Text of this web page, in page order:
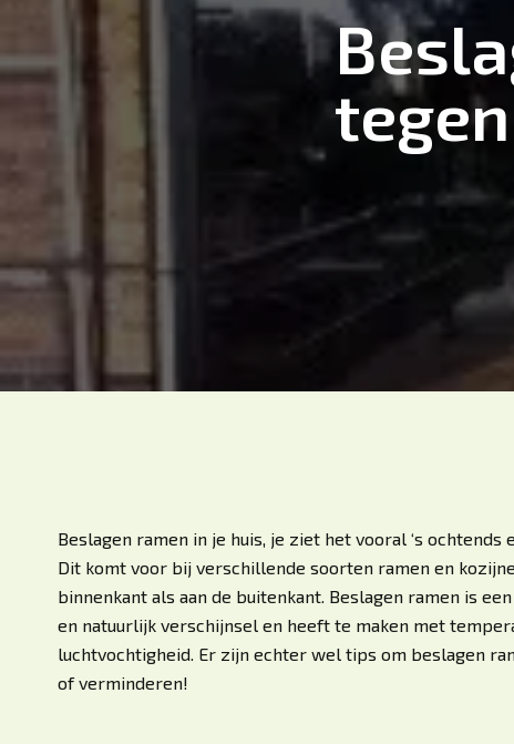
Beslagen ramen in je huis, je ziet het vooral ‘s ochtends
Dit komt voor bij verschillende soorten ramen en
binnenkant als aan de buitenkant. Beslagen ramen is
en natuurlijk verschijnsel en heeft te maken met
luchtvochtigheid. Er zijn echter wel tips om beslagen
of verminderen!